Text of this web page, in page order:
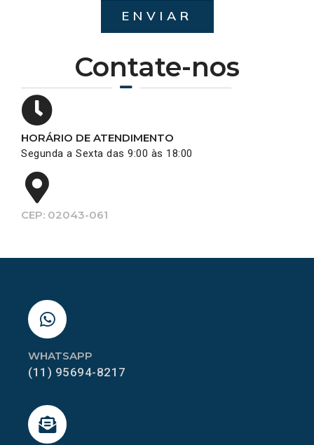
Contate-nos
HORÁRIO DE ATENDIMENTO
Segunda a Sexta das 9:00 às 18:00
CEP: 02043-061
ENVIAR
WHATSAPP
(11) 95694-8217